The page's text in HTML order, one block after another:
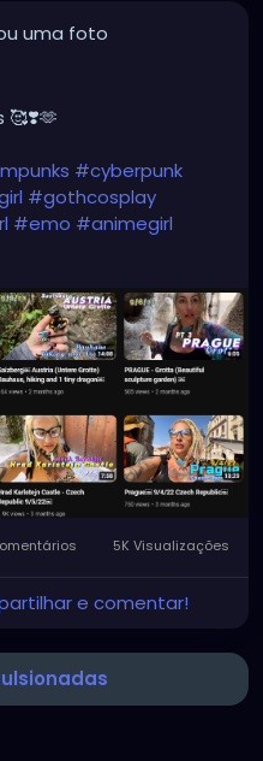
uma foto
#cyberpunk
#gothcosplay
#emo #animegirl
5K Visualizações
e comentar!